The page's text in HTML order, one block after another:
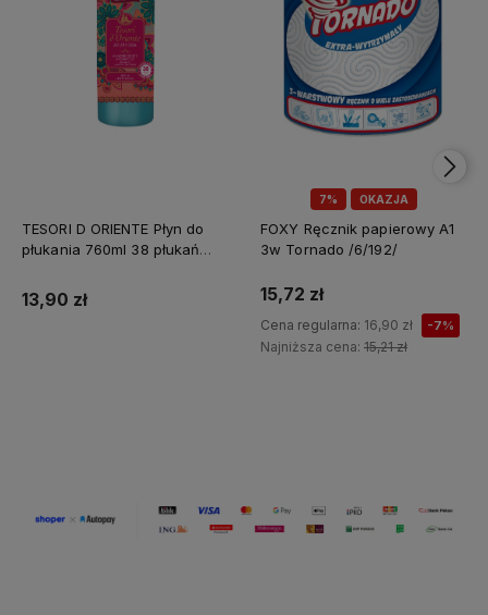
TESORI D ORIENTE Płyn do
płukania 760ml 38 płukań
13,90 zł
7% OKAZJA
FOXY Ręcznik papierowy A1
3w Tornado /6/192/
15,72 zł
Cena regularna: 16,90 zł -7%
Najniższa cena: 15,21 zł